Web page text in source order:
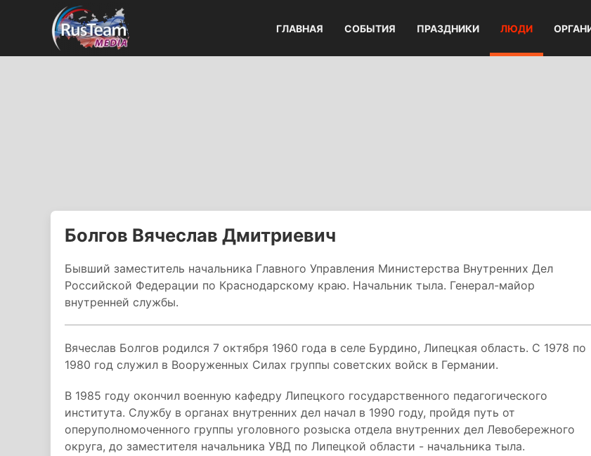
ГЛАВНАЯ СОБЫТИЯ ПРАЗДНИКИ ЛЮДИ
Болгов Вячеслав Дмитриевич
Бывший заместитель начальника Главного Управления Министерства Внутренних Дел
Российской Федерации по Краснодарскому краю. Начальник тыла. Генерал-майор
внутренней службы.
Вячеслав Болгов родился 7 октября 1960 года в селе Бурдино, Липецкая область. С 1978 по
1980 год служил в Вооруженных Силах группы советских войск в Германии.
В 1985 году окончил военную кафедру Липецкого государственного педагогического
института. Службу в органах внутренних дел начал в 1990 году, пройдя путь от
оперуполномоченного группы уголовного розыска отдела внутренних дел Левобережного
округа, до заместителя начальника УВД по Липецкой области - начальника тыла.